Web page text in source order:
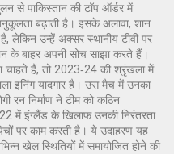
से पाकिस्तान की टॉप ऑर्डर में
अनुकूलता बढ़ाती है। इसके अलावा, शान
लेकिन उन्हें अक्सर स्थानीय टीवी पर
के बाहर अपनी सोच साझा करते हैं।
हैं, तो 2023‑24 की श्रृंखला में
इनिंग यादगार है। उस मैच में उनका
रन निर्माण ने टीम को कठिन
में इंग्लैंड के खिलाफ उनकी निरंतरता
पर काम करती है। ये उदाहरण यह
खेल स्थितियों में समायोजित होने की